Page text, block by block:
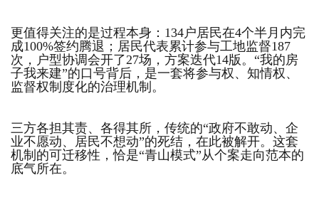
更值得关注的是过程本身：134户居民在4个半月内完
成100%签约腾退；居民代表累计参与工地监督187
次，户型协调会开了27场，方案迭代14版。“我的房
子我来建”的口号背后，是一套将参与权、知情权、
监督权制度化的治理机制。
三方各担其责、各得其所，传统的“政府不敢动、企
业不愿动、居民不想动”的死结，在此被解开。这套
机制的可迁移性，恰是“青山模式”从个案走向范本的
底气所在。